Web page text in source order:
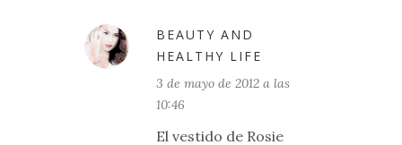
BEAUTY AND
HEALTHY LIFE
3 de mayo de 2012 a las
10:46
El vestido de Rosie